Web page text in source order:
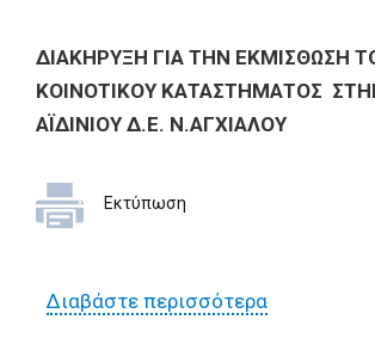
ΔΙΑΚΗΡΥΞΗ ΓΙΑ ΤΗΝ ΕΚΜΙΣΘΩΣΗ
ΚΟΙΝΟΤΙΚΟΥ ΚΑΤΑΣΤΗΜΑΤΟΣ
ΑΪΔΙΝΙΟΥ Δ.Ε. Ν.ΑΓΧΙΑΛΟΥ
Εκτύπωση
Διαβάστε περισσότεραγια